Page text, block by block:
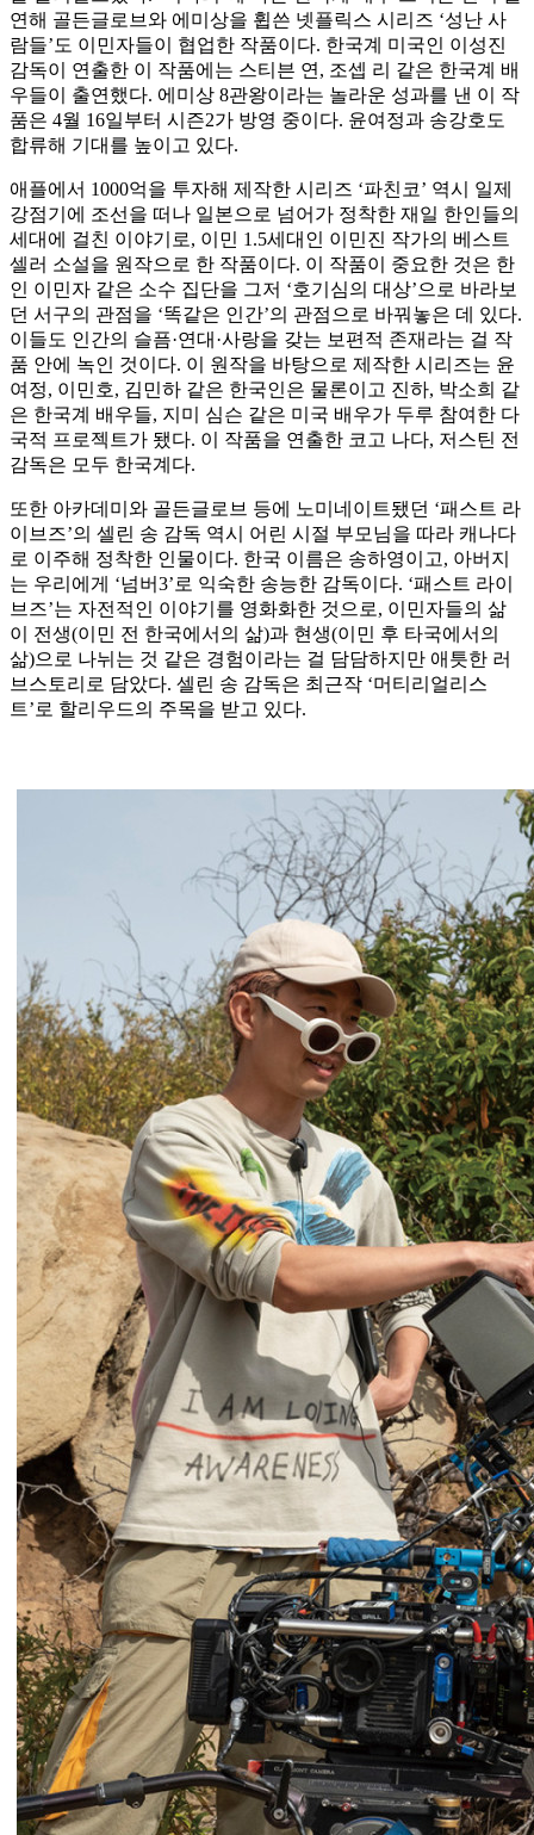
연해 골든글로브와 에미상을 휩쓴 넷플릭스 시리즈 ‘성난 사
람들’도 이민자들이 협업한 작품이다. 한국계 미국인 이성진
감독이 연출한 이 작품에는 스티븐 연, 조셉 리 같은 한국계 배
우들이 출연했다. 에미상 8관왕이라는 놀라운 성과를 낸 이 작
품은 4월 16일부터 시즌2가 방영 중이다. 윤여정과 송강호도
합류해 기대를 높이고 있다.
애플에서 1000억을 투자해 제작한 시리즈 ‘파친코’ 역시 일제
강점기에 조선을 떠나 일본으로 넘어가 정착한 재일 한인들의
세대에 걸친 이야기로, 이민 1.5세대인 이민진 작가의 베스트
셀러 소설을 원작으로 한 작품이다. 이 작품이 중요한 것은 한
인 이민자 같은 소수 집단을 그저 ‘호기심의 대상’으로 바라보
던 서구의 관점을 ‘똑같은 인간’의 관점으로 바꿔놓은 데 있다.
이들도 인간의 슬픔·연대·사랑을 갖는 보편적 존재라는 걸 작
품 안에 녹인 것이다. 이 원작을 바탕으로 제작한 시리즈는 윤
여정, 이민호, 김민하 같은 한국인은 물론이고 진하, 박소희 같
은 한국계 배우들, 지미 심슨 같은 미국 배우가 두루 참여한 다
국적 프로젝트가 됐다. 이 작품을 연출한 코고 나다, 저스틴 전
감독은 모두 한국계다.
또한 아카데미와 골든글로브 등에 노미네이트됐던 ‘패스트 라
이브즈’의 셀린 송 감독 역시 어린 시절 부모님을 따라 캐나다
로 이주해 정착한 인물이다. 한국 이름은 송하영이고, 아버지
는 우리에게 ‘넘버3’로 익숙한 송능한 감독이다. ‘패스트 라이
브즈’는 자전적인 이야기를 영화화한 것으로, 이민자들의 삶
이 전생(이민 전 한국에서의 삶)과 현생(이민 후 타국에서의
삶)으로 나뉘는 것 같은 경험이라는 걸 담담하지만 애틋한 러
브스토리로 담았다. 셀린 송 감독은 최근작 ‘머티리얼리스
트’로 할리우드의 주목을 받고 있다.